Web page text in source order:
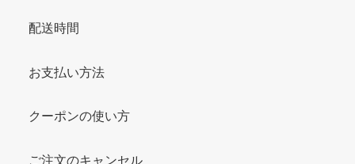
配送時間
お支払い方法
クーポンの使い方
ご注文のキャンセル